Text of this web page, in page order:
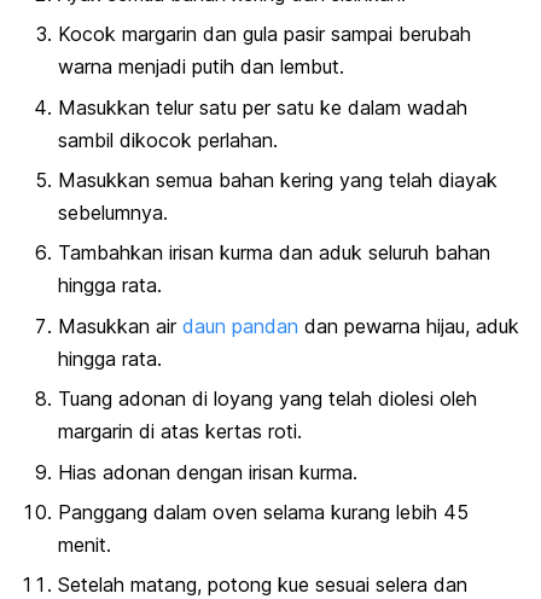
Kocok margarin dan gula pasir sampai berubah
warna menjadi putih dan lembut.
Masukkan telur satu per satu ke dalam wadah
sambil dikocok perlahan.
Masukkan semua bahan kering yang telah diayak
sebelumnya.
Tambahkan irisan kurma dan aduk seluruh bahan
hingga rata.
Masukkan air daun pandan dan pewarna hijau, aduk
hingga rata.
Tuang adonan di loyang yang telah diolesi oleh
margarin di atas kertas roti.
Hias adonan dengan irisan kurma.
Panggang dalam oven selama kurang lebih 45
menit.
Setelah matang, potong kue sesuai selera dan